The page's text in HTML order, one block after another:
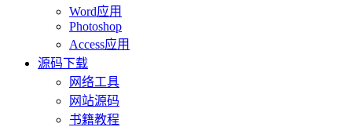
Word应用
Photoshop
Access应用
源码下载
网络工具
网站源码
书籍教程